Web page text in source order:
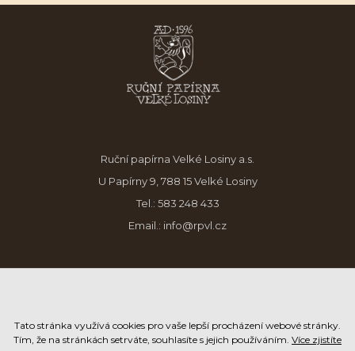
Ruční papírna Velké Losiny a.s.
U Papírny 9, 788 15 Velké Losiny
Tel.: 583 248 433
Email.: info@rpvl.cz
Tato stránka využívá cookies pro vaše lepší procházení webové stránky.
Tím, že na stránkách setrváte, souhlasíte s jejich používáním. Více zjistíte